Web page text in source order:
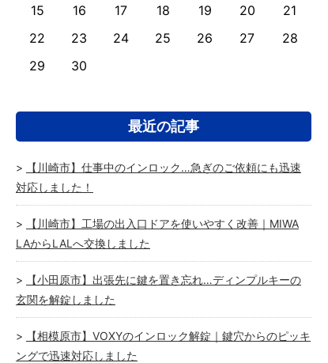
15 16 17 18 19 20
21
22
23 24 25 26 27
28
29
30
最近の記事
【川崎市】仕事中のインロック…急ぎのご依頼にも迅速
対応しました！
【川崎市】工場の出入口ドアを使いやすく改善｜MIWA
LAからLALへ交換しました
【小田原市】出張先に鍵を置き忘れ…ディンプルキーの
玄関を解錠しました
【相模原市】VOXYのインロック解錠｜鍵穴からのピッキ
ングで迅速対応しました